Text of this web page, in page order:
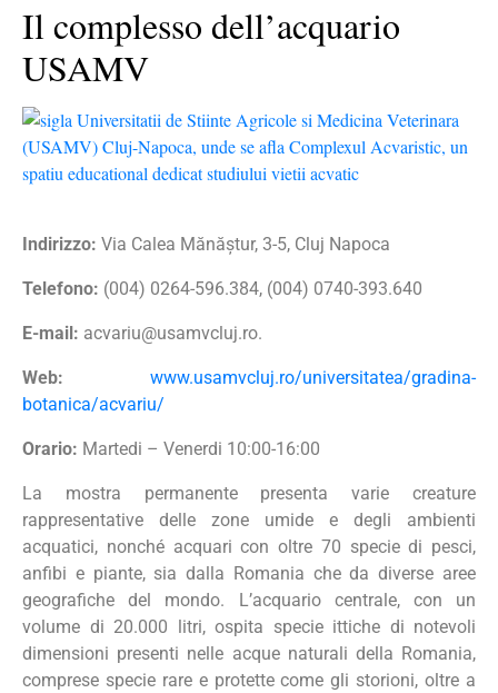
Il complesso dell’acquario
USAMV
Indirizzo: Via Calea Mănăștur, 3-5, Cluj Napoca
Telefono: (004) 0264-596.384, (004) 0740-393.640
E-mail: acvariu@usamvcluj.ro.
Web:
www.usamvcluj.ro/universitatea/gradina-
botanica/acvariu/
Orario: Martedi – Venerdi 10:00-16:00
La mostra permanente presenta varie creature
rappresentative delle zone umide e degli ambienti
acquatici, nonché acquari con oltre 70 specie di pesci,
anfibi e piante, sia dalla Romania che da diverse aree
geografiche del mondo. L’acquario centrale, con un
volume di 20.000 litri, ospita specie ittiche di notevoli
dimensioni presenti nelle acque naturali della Romania,
comprese specie rare e protette come gli storioni, oltre a